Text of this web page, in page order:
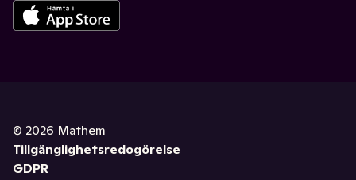
© 2026 Mathem
Tillgänglighetsredogörelse
GDPR